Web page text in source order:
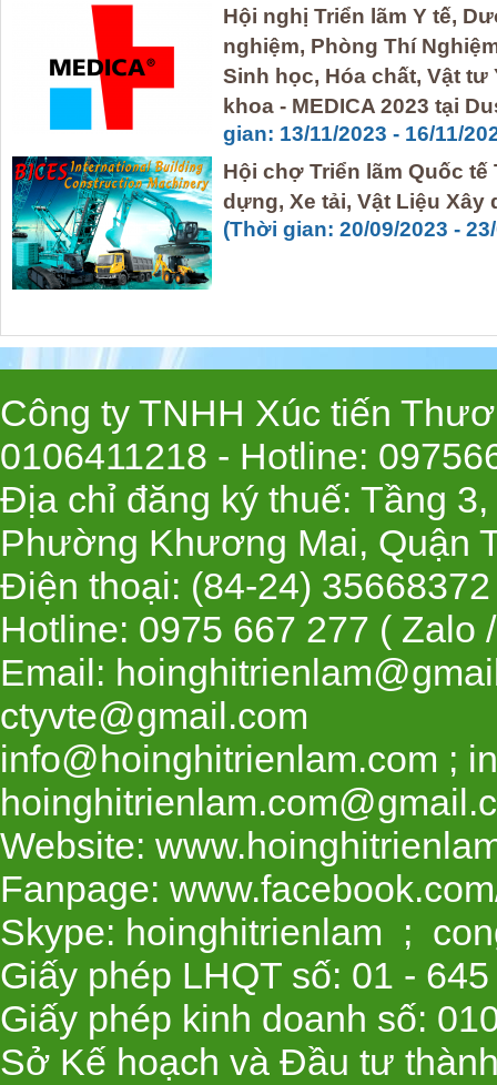
Hội nghị Triển lãm Y tế,
nghiệm, Phòng Thí
Sinh học, Hóa chất, Vật tư
khoa - MEDICA 2023 tại
gian: 13/11/2023 - 16/11/
Hội chợ Triển lãm Quốc tế
dựng, Xe tải, Vật Liệu Xây
(Thời gian: 20/09/2023 -
Công ty TNHH Xúc tiến
0106411218 - Hotline:
Địa chỉ đăng ký thuế: Tầng
Phường Khương Mai, Quận
Điện thoại: (84-24)
Hotline: 0975 667 277 ( Zalo
Email:
ctyvte@gmail.com
info@hoinghitrienlam.com ;
Website:
Fanpage:
Skype: hoinghitrienlam ;
Giấy phép LHQT số: 01 - 645
Giấy phép kinh doanh số:
Sở Kế hoạch và Đầu tư